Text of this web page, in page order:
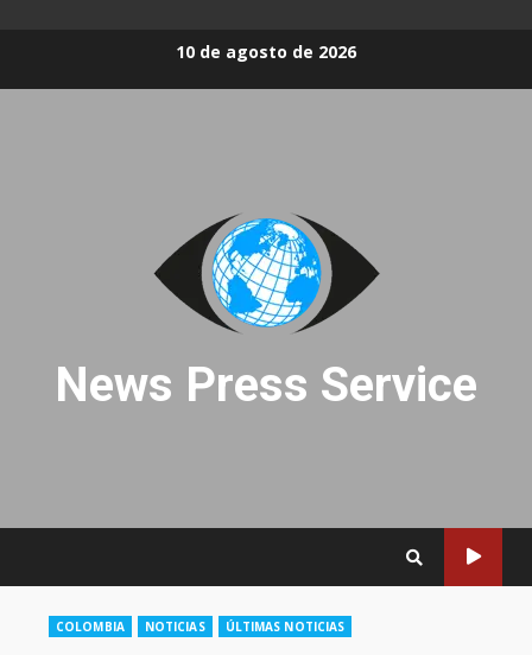
10 de agosto de 2026
News Press Service
COLOMBIA NOTICIAS ÚLTIMAS NOTICIAS